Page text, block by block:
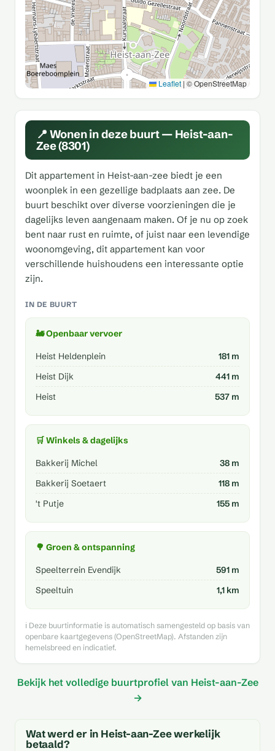
Leaflet | © OpenStreetMap
📍 Wonen in deze buurt — Heist-aan-
Zee (8301)
Dit appartement in Heist-aan-zee biedt je een
woonplek in een gezellige badplaats aan zee. De
buurt beschikt over diverse voorzieningen die je
dagelijks leven aangenaam maken. Of je nu op zoek
bent naar rust en ruimte, of juist naar een levendige
woonomgeving, dit appartement kan voor
verschillende huishoudens een interessante optie
zijn.
IN DE BUURT
🚂 Openbaar vervoer
Heist Heldenplein
181 m
Heist Dijk
441 m
Heist
537 m
🛒 Winkels & dagelijks
Bakkerij Michel
38 m
Bakkerij Soetaert
118 m
't Putje
155 m
🌳 Groen & ontspanning
Speelterrein Evendijk
591 m
Speeltuin
1,1 km
ℹ️ Deze buurtinformatie is automatisch samengesteld op basis van
openbare kaartgegevens (OpenStreetMap). Afstanden zijn
hemelsbreed en indicatief.
Bekijk het volledige buurtprofiel van Heist-aan-Zee
→
Wat werd er in Heist-aan-Zee werkelijk
betaald?